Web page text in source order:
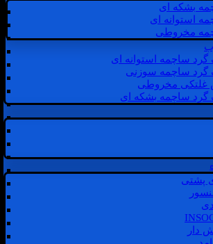
بشکه ای
استوانه ای
مخروطی
ساچمه استوانه ای
گرد ساچمه سوزنی
غلتکی مخروطی
گرد ساچمه بشکه ای
دار